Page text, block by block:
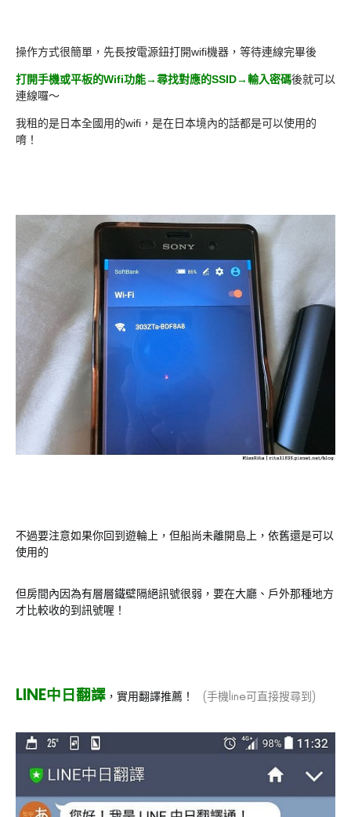
操作方式很簡單，先長按電源鈕打開wifi機器，等待連線完畢後
打開手機或平板的Wifi功能→尋找對應的SSID→輸入密碼後就可以
連線囉～
我租的是日本全國用的wifi，是在日本境內的話都是可以使用的
唷！
不過要注意如果你回到遊輪上，但船尚未離開島上，依舊還是可以
使用的
但房間內因為有層層鐵壁隔絕訊號很弱，要在大廳、戶外那種地方
才比較收的到訊號喔！
LINE中日翻譯 ，實用翻譯推薦！ (手機line可直接搜尋到)